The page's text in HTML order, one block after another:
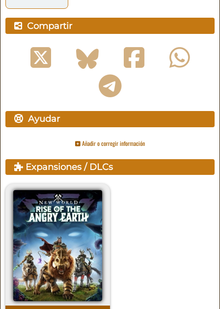
Compartir
Ayudar
Añadir o corregir información
Expansiones / DLCs